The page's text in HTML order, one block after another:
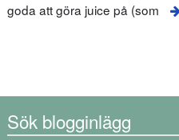
goda att göra juice på (som
Sök blogginlägg